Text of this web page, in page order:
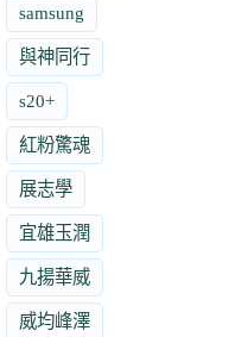
samsung
與神同行
s20+
紅粉驚魂
展志學
宜雄玉潤
九揚華威
威均峰澤